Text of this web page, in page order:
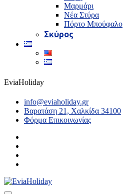
Μαρμάρι
Νέα Στύρα
Πόρτο Μπούφαλο
Σκύρος
EviaHoliday
info@eviaholiday.gr
Βαρατάση 21, Χαλκίδα 34100
Φόρμα Επικοινωνίας